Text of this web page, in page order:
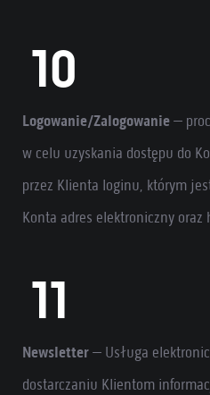
Logowanie/Zalogowanie–
w celu uzyskania dostępu do
przez Klienta loginu, którym
Konta adres elektroniczny oraz
Newsletter– Usługa
dostarczaniu Klientom